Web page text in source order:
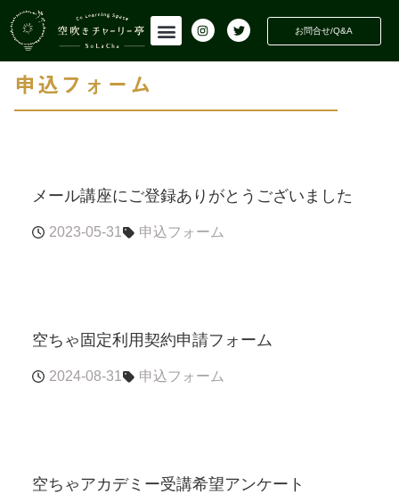
お問合せ/Q&A
INFORMATION 活動情報
申込フォーム
メール講座にご登録ありがとうございました
2023-05-31 申込フォーム
空ちゃ固定利用契約申請フォーム
2024-08-31 申込フォーム
空ちゃアカデミー受講希望アンケート